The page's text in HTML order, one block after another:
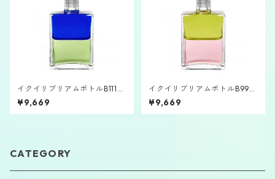
イクイリブリアムボトルB111
「大天使ダニエル」
¥9,669
イクイリブリアムボトルB99
「大天使ザドキエル」
¥9,669
CATEGORY